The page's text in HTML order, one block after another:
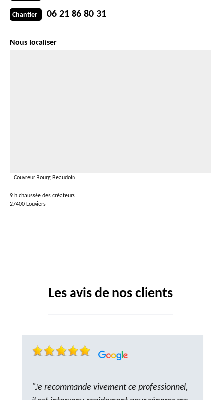
Chantier 06 21 86 80 31
Nous localiser
Couvreur Bourg Beaudoin
9 h chaussée des créateurs
27400 Louviers
Les avis de nos clients
"Je recommande vivement ce professionnel,